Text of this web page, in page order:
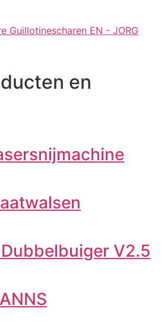
Guillotinescharen EN - JORG
en
Dubbelbuiger V2.5